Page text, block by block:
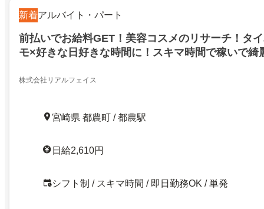
新着アルバイト・パート
前払いでお給料GET！美容コスメのリサーチ！タ
モ×好きな日好きな時間に！スキマ時間で稼いで綺
株式会社リアルフェイス
宮崎県 都農町 / 都農駅
日給2,610円
シフト制 / スキマ時間 / 即日勤務OK / 単発